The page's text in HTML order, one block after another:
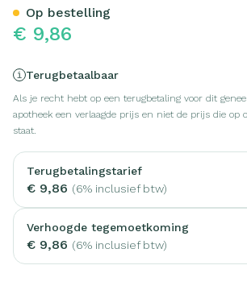
€ 9,86
Terugbetaalbaar
Als je recht hebt op een terugbetaling voor dit
apotheek een verlaagde prijs en niet de prijs die op
staat.
Terugbetalingstarief
€ 9,86 (6% inclusief btw)
Verhoogde tegemoetkoming
€ 9,86 (6% inclusief btw)
Op bestelling